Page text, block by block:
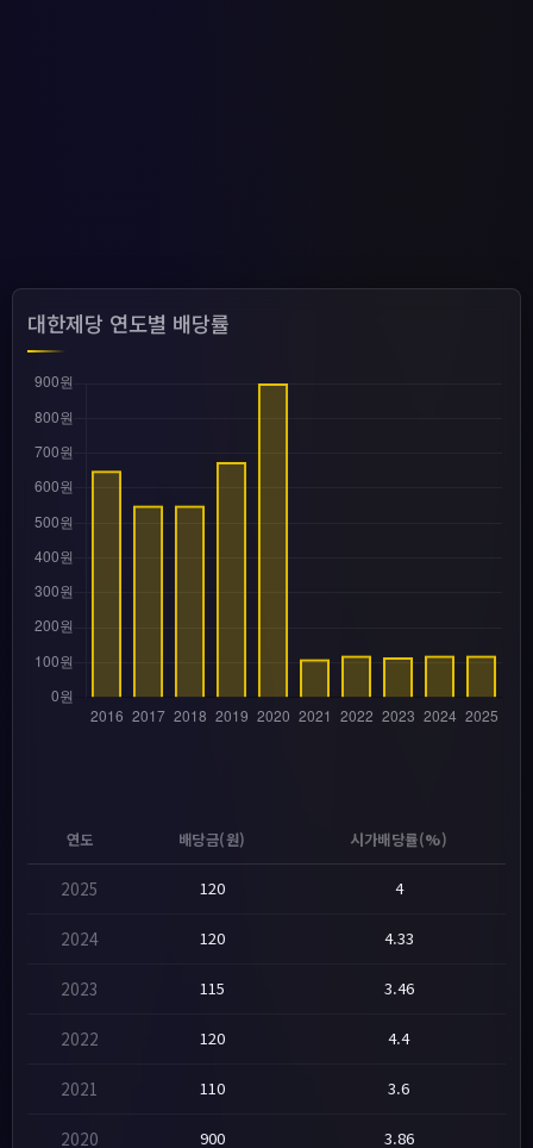
대한제당 연도별 배당률
연도 배당금(원) 시가배당률(%)
2025 120 4
2024 120 4.33
2023 115 3.46
2022 120 4.4
2021 110 3.6
2020 900 3.86